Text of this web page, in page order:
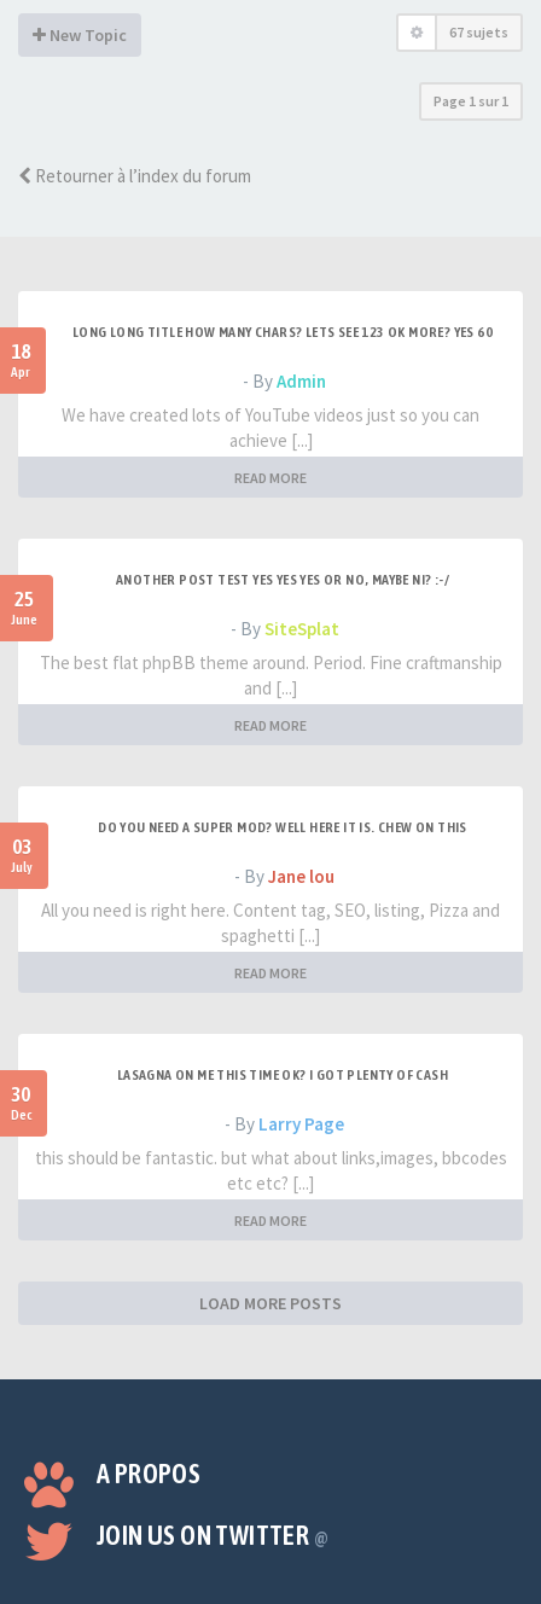
New Topic 67 sujets
Page 1 sur1
Retourner à l’index du forum
18
Apr
LONG LONG TITLE HOW MANY CHARS? LETS SEE 123 OK MORE? YES 60
- ByAdmin
We have created lots of YouTube videos just so you can
achieve [...]
READ MORE
25
June
ANOTHER POST TEST YES YES YES OR NO, MAYBE NI? :-/
- BySiteSplat
The best flat phpBB theme around. Period. Fine craftmanship
and [...]
READ MORE
03
July
DO YOU NEED A SUPER MOD? WELL HERE IT IS. CHEW ON THIS
- ByJane lou
All you need is right here. Content tag, SEO, listing, Pizza and
spaghetti [...]
READ MORE
30
Dec
LASAGNA ON ME THIS TIME OK? I GOT PLENTY OF CASH
- By Larry Page
this should be fantastic. but what about links,images, bbcodes
etc etc? [...]
READ MORE
LOAD MORE POSTS
A PROPOS
JOIN US ON TWITTER @